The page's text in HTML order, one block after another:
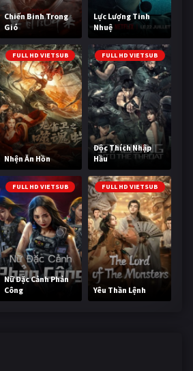
Chiến Binh Trong
Gió
Lực Lượng Tinh
Nhuệ
FULL HD VIETSUB
Nhện Ăn Hồn
FULL HD VIETSUB
Độc Thích Nhập
Hầu
FULL HD VIETSUB
Nữ Đặc Cảnh Phản
Công
FULL HD VIETSUB
Yêu Thần Lệnh